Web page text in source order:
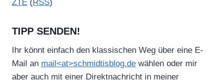
ZTE (RSS)
TIPP SENDEN!
Ihr könnt einfach den klassischen Weg über eine E-
Mail an mail<at>schmidtisblog.de wählen oder mir
aber auch mit einer Direktnachricht in meiner